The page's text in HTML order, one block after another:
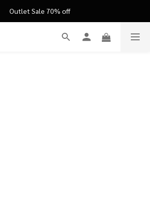
DAY ’26 ｜ 父親節限定盛典
Outlet Sale 70% off
DAY ’26 ｜ 父親節限定盛典